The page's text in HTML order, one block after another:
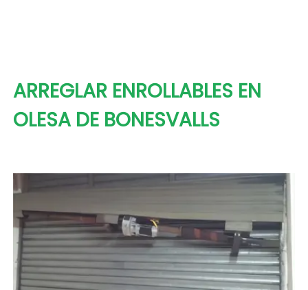
ARREGLAR ENROLLABLES EN
OLESA DE BONESVALLS